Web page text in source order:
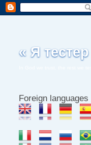
« Я
Foreign languages